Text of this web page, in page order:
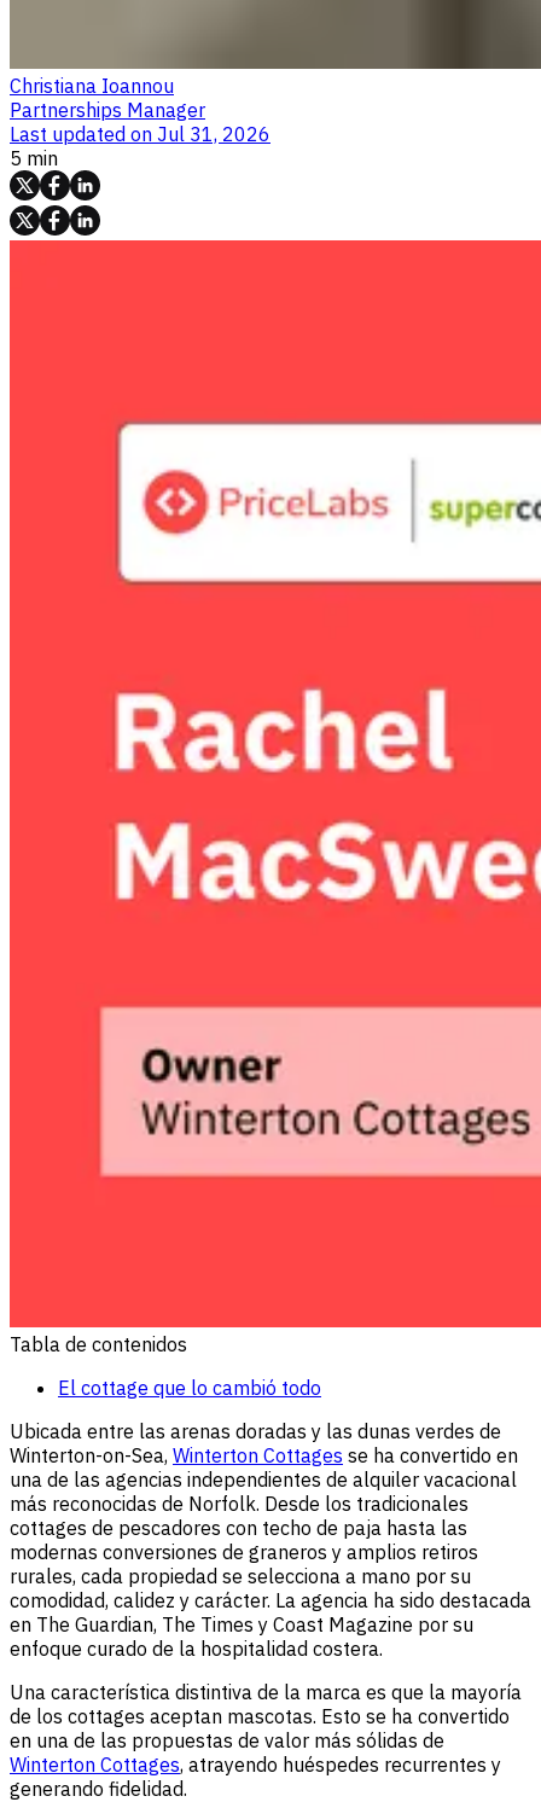
Christiana Ioannou
Partnerships Manager
Last updated on Jul 31, 2026
5 min
Tabla de contenidos
El cottage que lo cambió todo
Ubicada entre las arenas doradas y las dunas verdes de
Winterton-on-Sea, Winterton Cottages se ha convertido en
una de las agencias independientes de alquiler vacacional
más reconocidas de Norfolk. Desde los tradicionales
cottages de pescadores con techo de paja hasta las
modernas conversiones de graneros y amplios retiros
rurales, cada propiedad se selecciona a mano por su
comodidad, calidez y carácter. La agencia ha sido destacada
en The Guardian, The Times y Coast Magazine por su
enfoque curado de la hospitalidad costera.
Una característica distintiva de la marca es que la mayoría
de los cottages aceptan mascotas. Esto se ha convertido
en una de las propuestas de valor más sólidas de
Winterton Cottages, atrayendo huéspedes recurrentes y
generando fidelidad.